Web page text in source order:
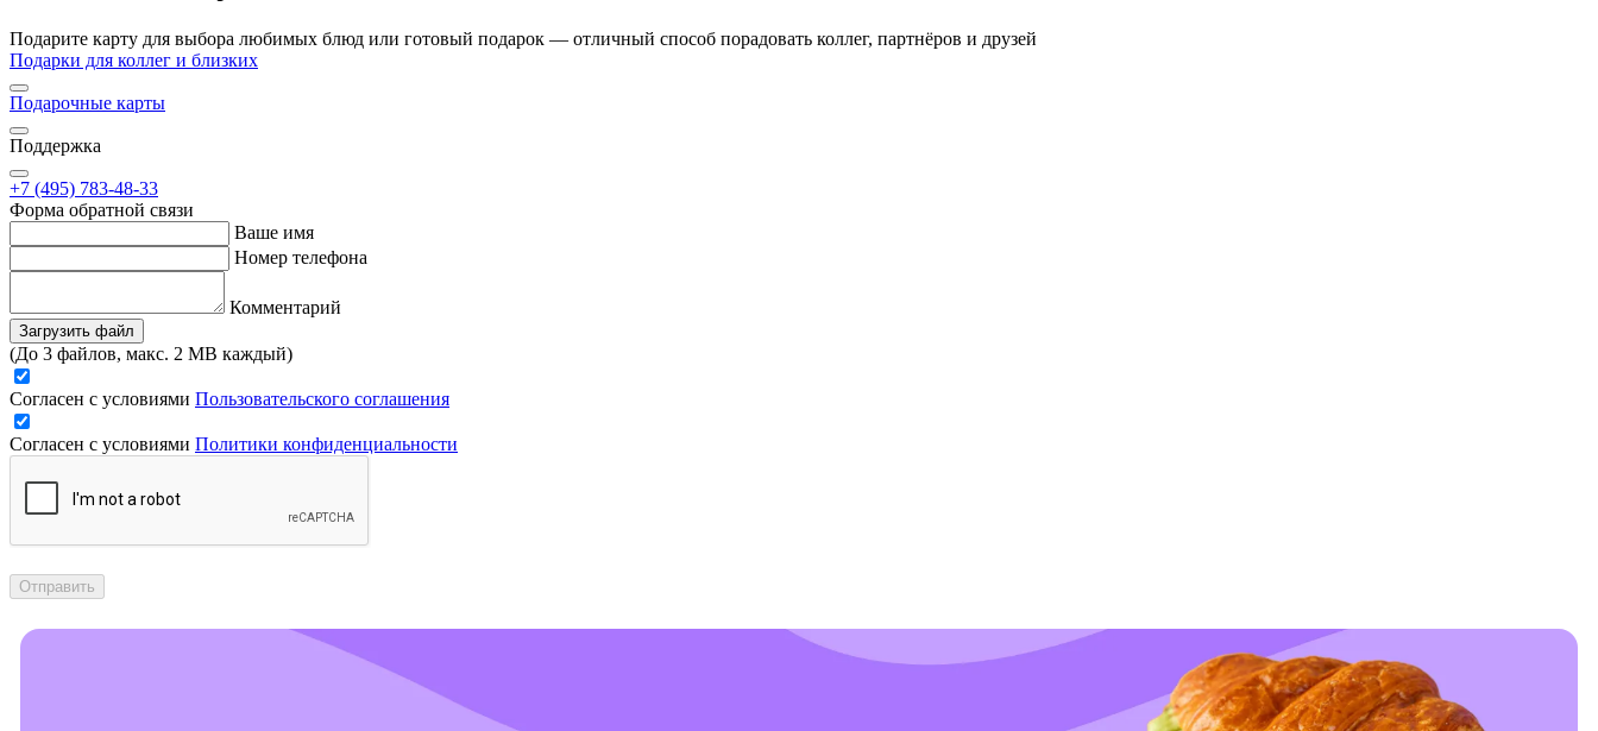
Подарите карту для выбора любимых блюд или готовый подарок — отличный способ порадовать коллег, партнёров и друзей
Подарки для коллег и близких
Подарочные карты
Поддержка
+7 (495) 783-48-33
Форма обратной связи
Ваше имя
Номер телефона
Комментарий
Загрузить файл
(До 3 файлов, макс. 2 MB каждый)
Согласен с условиями Пользовательского соглашения
Согласен с условиями Политики конфиденциальности
Отправить